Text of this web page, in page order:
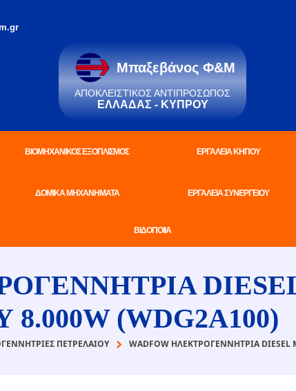
Μπαξεβάνος Φ&Μ
ΑΠΟΚΛΕΙΣΤΙΚΌΣ ΑΝΤΙΠΡΌΣΩΠΟΣ
ΕΛΛΆΔΑΣ - ΚΎΠΡΟΥ
ΒΙΟΜΗΧΑΝΙΚΟΣ ΕΞΟΠΛΙΣΜΟΣ ΕΡΓΑΛΕΙΑ ΚΗΠΟΥ
ΔΟΜΙΚΑ ΜΗΧΑΝΗΜΑΤΑ ΕΡΓΑΛΕΙΑ ΣΥΝΕΡΓΕΙΟΥ
ΒΙΔΟΠΟΙΙΑ
(WDG2A100)
ΠΕΤΡΕΛΑΙΟΥ WADFOW ΗΛΕΚΤΡΟΓΕΝΝΗΤΡΙΑ